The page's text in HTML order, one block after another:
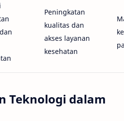
Peningkatan
kualitas dan
akses layanan
kesehatan
Teknologi dalam